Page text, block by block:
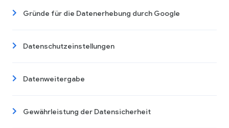
Gründe für die Datenerhebung durch Google
Datenschutzeinstellungen
Datenweitergabe
Gewährleistung der Datensicherheit